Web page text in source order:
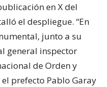
en X del
el despliegue. “En
junto a su
general inspector
de Orden y
prefecto Pablo Garay